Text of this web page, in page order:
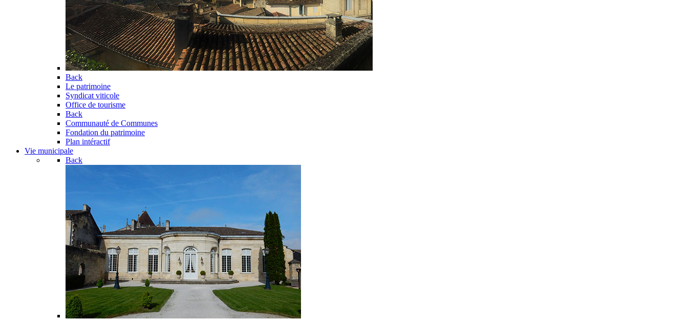
Back
Le patrimoine
Syndicat viticole
Office de tourisme
Back
Communauté de Communes
Fondation du patrimoine
Plan intéractif
Vie municipale
Back